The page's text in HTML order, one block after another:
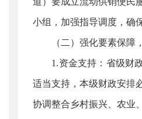
小组，加强指导调度，确
（二）强化要素保障
1.资金支持：省级财政
适当支持，本级财政安排
协调整合乡村振兴、农业